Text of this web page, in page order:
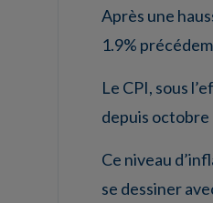
Après une
1.9%
Le CPI, sous
depuis octobre
Ce niveau
se dessiner